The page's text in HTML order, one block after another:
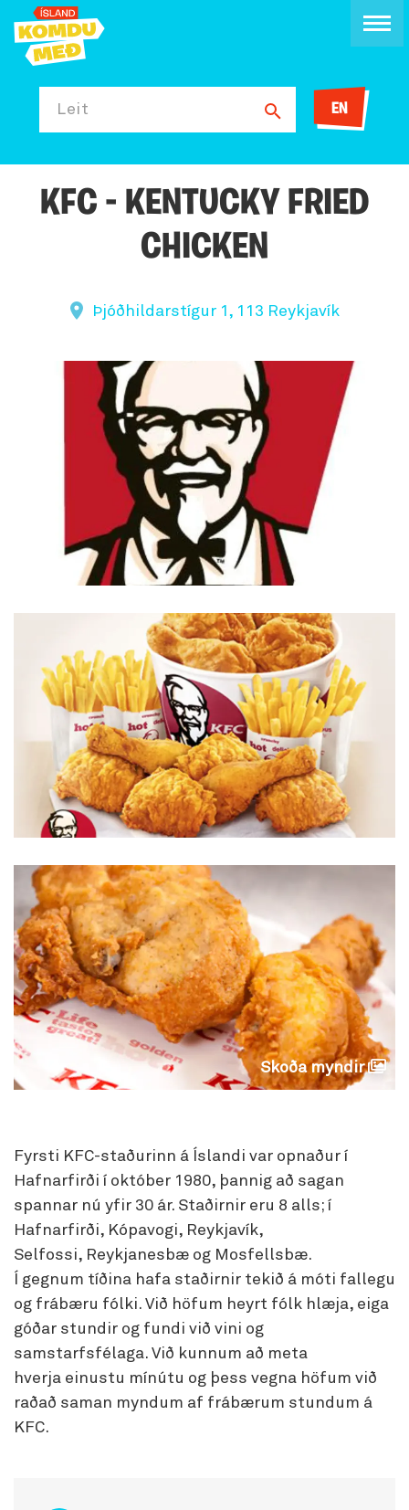
Leit EN
KFC - KENTUCKY FRIED
CHICKEN
Þjóðhildarstígur 1, 113 Reykjavík
Skoða myndir
Fyrsti KFC-staðurinn á Íslandi var opnaður í
Hafnarfirði í október 1980, þannig að sagan
spannar nú yfir 30 ár. Staðirnir eru 8 alls; í
Hafnarfirði, Kópavogi, Reykjavík,
Selfossi, Reykjanesbæ og Mosfellsbæ.
Í gegnum tíðina hafa staðirnir tekið á móti fallegu
og frábæru fólki. Við höfum heyrt fólk hlæja, eiga
góðar stundir og fundi við vini og
samstarfsfélaga. Við kunnum að meta
hverja einustu mínútu og þess vegna höfum við
raðað saman myndum af frábærum stundum á
KFC.